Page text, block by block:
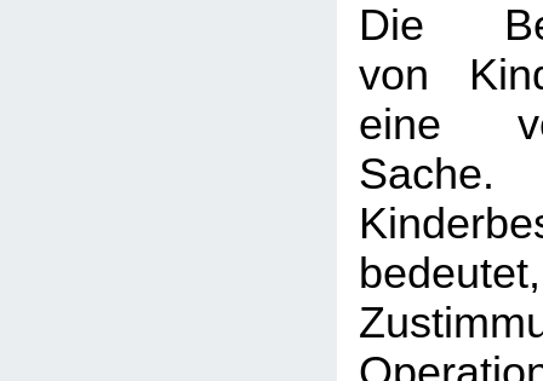
Die
von
eine
Sache.